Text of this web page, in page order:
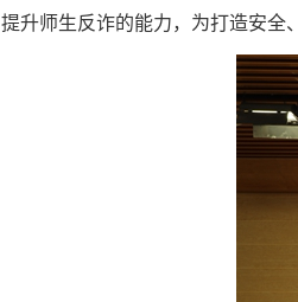
提升师生反诈的能力，为打造安全